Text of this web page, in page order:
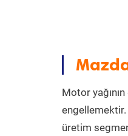
Motor
üretim